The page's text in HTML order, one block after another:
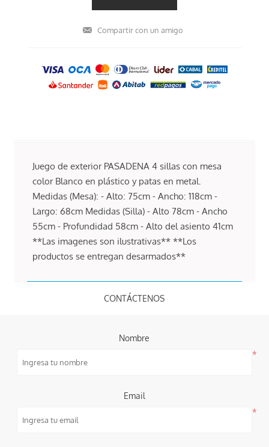
Juego de exterior PASADENA 4 sillas con mesa
color Blanco en plástico y patas en metal.
Medidas (Mesa): - Alto: 75cm - Ancho: 118cm -
Largo: 68cm Medidas (Silla) - Alto 78cm - Ancho
55cm - Profundidad 58cm - Alto del asiento 41cm
**Las imagenes son ilustrativas** **Los
productos se entregan desarmados**
CONTÁCTENOS
Nombre
*
Email
*